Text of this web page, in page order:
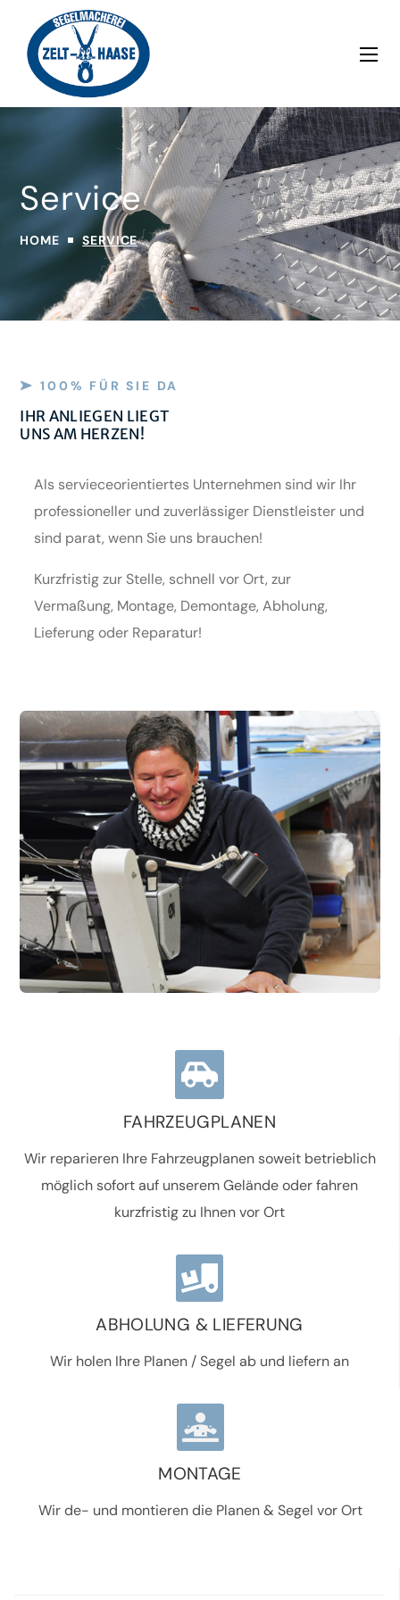
Service
HOME SERVICE
100% FÜR SIE DA
IHR ANLIEGEN LIEGT
UNS AM HERZEN!
Als servieceorientiertes Unternehmen sind wir Ihr
professioneller und zuverlässiger Dienstleister und
sind parat, wenn Sie uns brauchen!
Kurzfristig zur Stelle, schnell vor Ort, zur
Vermaßung, Montage, Demontage, Abholung,
Lieferung oder Reparatur!
FAHRZEUGPLANEN
Wir reparieren Ihre Fahrzeugplanen soweit betrieblich
möglich sofort auf unserem Gelände oder fahren
kurzfristig zu Ihnen vor Ort
ABHOLUNG & LIEFERUNG
Wir holen Ihre Planen / Segel ab und liefern an
MONTAGE
Wir de- und montieren die Planen & Segel vor Ort